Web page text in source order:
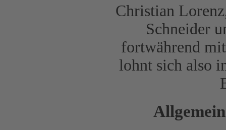
Christian
Schneider
fortwährend
lohnt sich also